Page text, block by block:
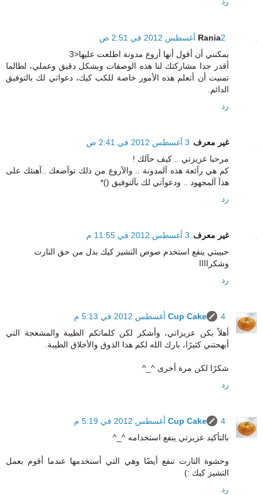
Rania2 أغسطس 2012 في 2:51 ص
يمكنني أن أقول أنها أروع مدونة اطلعت عليها<3
أقدر جدا مشاركتك لنا هذه الوصفات وبشكل دقيق وعملي، لطالما
تمنيت أن أتعلم هذه الأمور خاصة للكب كيك، دعواتي لك بالتوفيق
الدائم.
رد
غير معرف 3 أغسطس 2012 في 2:41 ص
مرحبا عزيزتي .. كيف حآلك !
كم هي رآئعة هذه آلمدونة .. والآروع من ذلك توآضعك ..آهنئك على
هذآ آلمجهود .. ودعوآتي لك بآلتوفيق ()*
رد
غير معرف 3 أغسطس 2012 في 11:55 م
حبيبتي ينفع استخدم صوص التشيز كيك بدل من حق التارت
وشكراااا
رد
Cup Cake
4 أغسطس 2012 في 5:13 م
أهلاً بكن عزيزاتي، وأشكر لكن كلماتكم الطيبة والمشعجة التي
أبهجتني كثيرًا، بارك الله لكم هذا الذوق والأخلاق الطيبة.
شكرًا لكن مرة أخرى ^_^
رد
Cup Cake
4 أغسطس 2012 في 5:19 م
بالتأكيد عزيزتي ينفع استخدامه ^_^
وحشوة التارت تنفع أيضًا وهي التي أستخدمها عندما أقوم بعمل
التشيز كيك :)
رد